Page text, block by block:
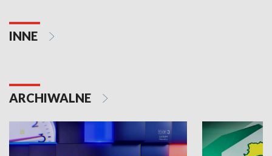
INNE
ARCHIWALNE